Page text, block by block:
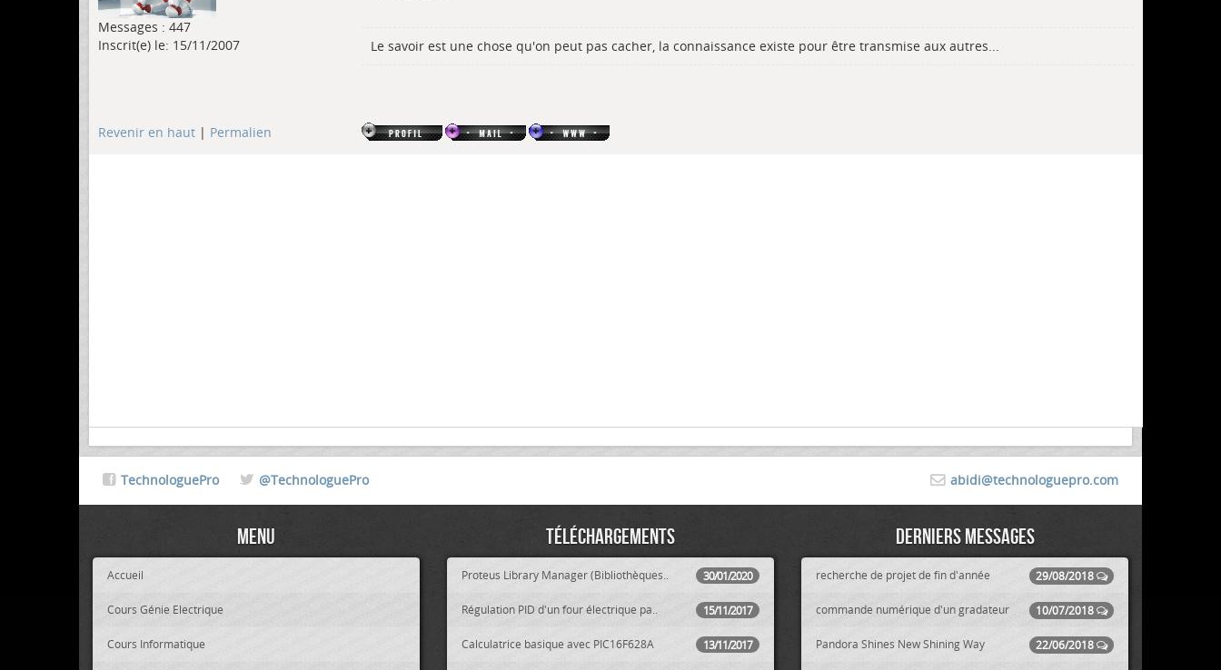
Messages : 447
Inscrit(e) le: 15/11/2007
Le savoir est une chose qu'on peut pas cacher, la connaissance existe pour être transmise aux autres...
Revenir en haut | Permalien
abidi@technologuepro.com
TechnologuePro @TechnologuePro
Menu
Accueil
Cours Génie Electrique
Cours Informatique
Téléchargements
30/01/2020
Proteus Library Manager (Bibliothèques..
15/11/2017
Régulation PID d'un four électrique pa..
13/11/2017
Calculatrice basique avec PIC16F628A
Derniers messages
29/08/2018
recherche de projet de fin d'année
10/07/2018
commande numérique d'un gradateur
22/06/2018
Pandora Shines New Shining Way